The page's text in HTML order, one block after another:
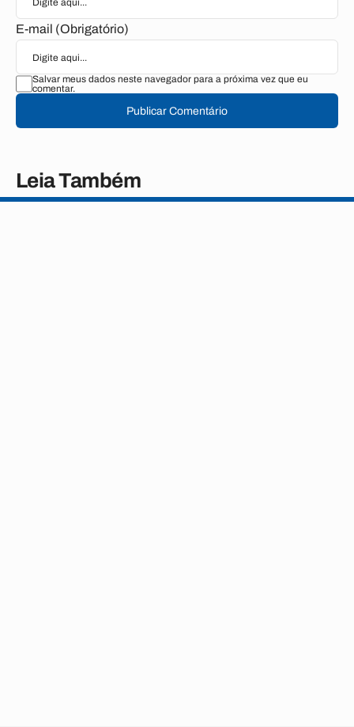
E-mail (Obrigatório)
Salvar meus dados neste navegador para a próxima vez que eu
comentar.
Publicar Comentário
Leia Também